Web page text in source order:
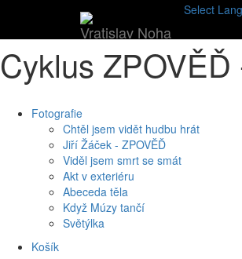
Vratislav Noha
Select
Cyklus ZPOVĚĎ - Jiří Žáček 13 ks
Cyklus
Fotografie
Chtěl jsem vidět hudbu hrát
Jiří Žáček - ZPOVĚĎ
Viděl jsem smrt se smát
Akt v exteriéru
Abeceda těla
Když Múzy tančí
Světýlka
Košík